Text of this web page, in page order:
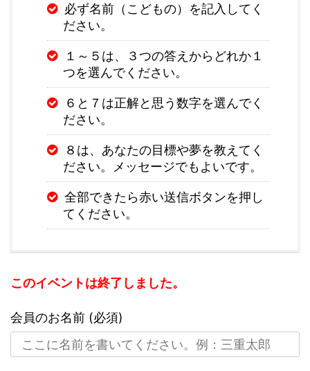
必ず名前（こどもの）を記入してく
ださい。
１～５は、３つの答えからどれか１
つを選んでください。
６と７は正解と思う数字を選んでく
ださい。
８は、あなたの目標や夢を教えてく
ださい。メッセージでもよいです。
全部できたら赤い送信ボタンを押し
てください。
このイベントは終了しました。
会員のお名前 (必須)